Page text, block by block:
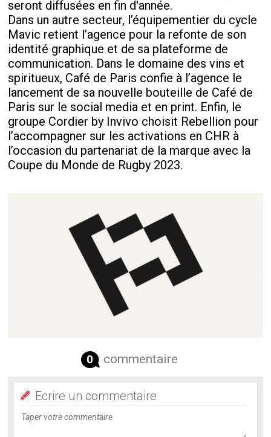
seront diffusées en fin d'année.
Dans un autre secteur, l’équipementier du cycle
Mavic retient l’agence pour la refonte de son
identité graphique et de sa plateforme de
communication. Dans le domaine des vins et
spiritueux, Café de Paris confie à l’agence le
lancement de sa nouvelle bouteille de Café de
Paris sur le social media et en print. Enfin, le
groupe Cordier by Invivo choisit Rebellion pour
l’accompagner sur les activations en CHR à
l’occasion du partenariat de la marque avec la
Coupe du Monde de Rugby 2023.
0 commentaire
Ecrire un commentaire